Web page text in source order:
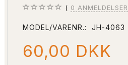
0 ANMELDELSER
MODEL/VARENR.: JH-4063
60,00 DKK